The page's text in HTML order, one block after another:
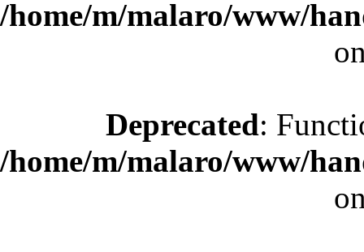
/home/m/malaro/www/
Deprecated:
/home/m/malaro/www/